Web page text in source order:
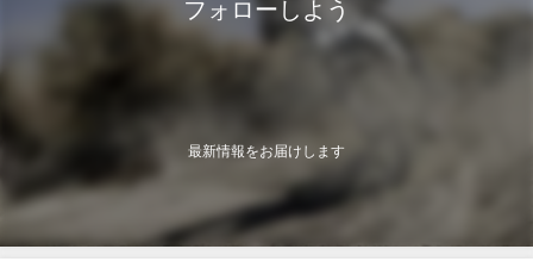
フォローしよう
最新情報をお届けします